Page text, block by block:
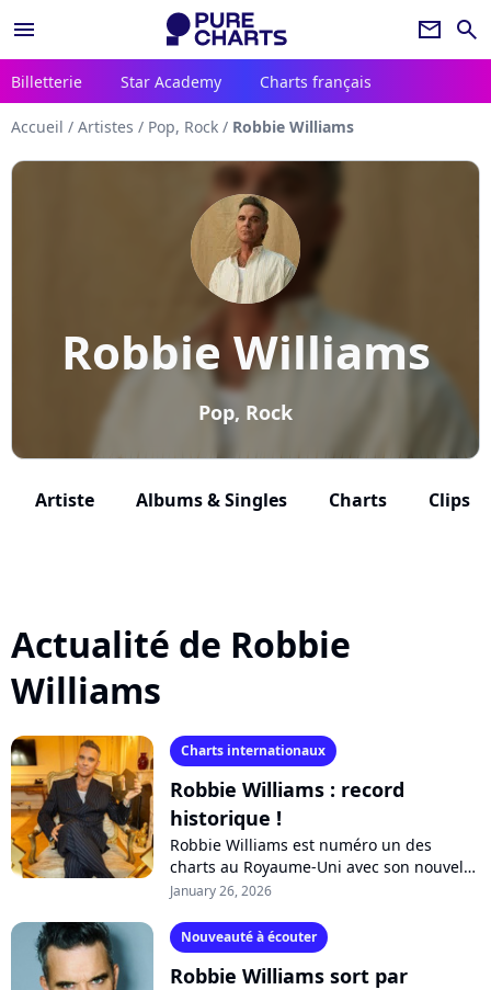
menu newsletter search
Billetterie Star Academy Charts français
Accueil / Artistes / Pop, Rock / Robbie Williams
Robbie Williams
Pop, Rock
Artiste Albums & Singles Charts Clips
Actualité de Robbie
Williams
Charts internationaux
Robbie Williams : record
historique !
Robbie Williams est numéro un des
charts au Royaume-Uni avec son nouvel
album "Britpop". Ce qui lui permet de
les...
January 26, 2026
Nouveauté à écouter
Robbie Williams sort par